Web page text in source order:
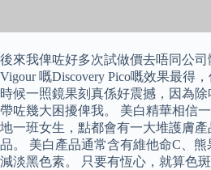
後來我俾咗好多次試做價去唔同公
Vigour 嘅Discovery Pico嘅效果最得
時候一照鏡果刻真係好震撼，因為
帶咗幾大困擾俾我。 美白精華相信
地一班女生，點都會有一大堆護膚
品。 美白產品通常含有維他命C、
減淡黑色素。 只要有恆心，就算色